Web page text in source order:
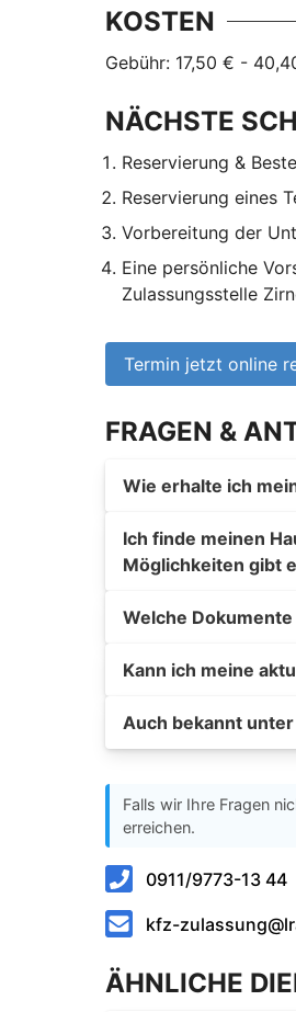
KOSTEN
Gebühr: 17,50 € -
NÄCHSTE
Reservierung &
Reservierung eines
Vorbereitung der
Eine persönliche
Zulassungsstelle
Termin jetzt online
FRAGEN &
Wie erhalte ich
Ich finde meinen
Möglichkeiten gibt
Welche
Kann ich meine
Auch bekannt unter
Falls wir Ihre Fragen
erreichen.
0911/9773-13 44
kfz-
ÄHNLICHE